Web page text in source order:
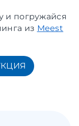
и погружайся
из Meest